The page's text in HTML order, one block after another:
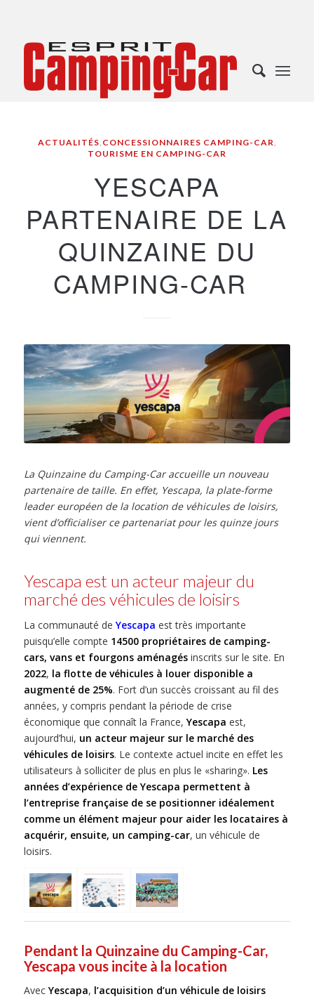
ACTUALITÉS, CONCESSIONNAIRES CAMPING-CAR,
TOURISME EN CAMPING-CAR
YESCAPA
PARTENAIRE DE LA
QUINZAINE DU
CAMPING-CAR
La Quinzaine du Camping-Car accueille un nouveau
partenaire de taille. En effet, Yescapa, la plate-forme
leader européen de la location de véhicules de loisirs,
vient d’officialiser ce partenariat pour les quinze jours
qui viennent.
Yescapa est un acteur majeur du
marché des véhicules de loisirs
La communauté deYescapa est très importante
puisqu’elle compte 14500 propriétaires de camping-
cars, vans et fourgons aménagésinscrits sur le site. En
2022, la flotte de véhicules à louer disponible a
augmenté de 25%. Fort d’un succès croissant au fil des
années, y compris pendant la période de crise
économique que connaît la France,Yescapa est,
aujourd’hui, un acteur majeur sur le marché des
véhicules de loisirs. Le contexte actuel incite en effet les
utilisateurs à solliciter de plus en plus le «sharing». Les
années d’expérience de Yescapa permettent à
l’entreprise française de se positionner idéalement
comme un élément majeur pour aider les locataires à
acquérir, ensuite, un camping-car, un véhicule de
loisirs.
Pendant la Quinzaine du Camping-Car,
Yescapa vous incite à la location
AvecYescapa, l’acquisition d’un véhicule de loisirs